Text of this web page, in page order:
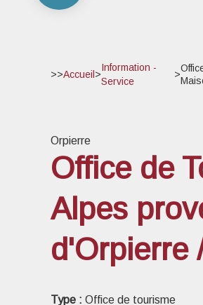
>>Accueil >
Information -
Service
>
Orpierre
Office de
Alpes
d'Orpierre
Type : Office de tourisme